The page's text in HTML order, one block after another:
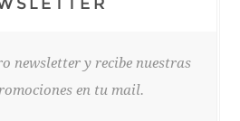
newsletter y recibe nuestras
en tu mail.